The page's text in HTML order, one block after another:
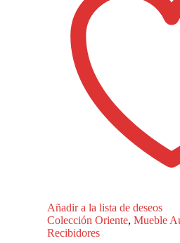
Añadir a la lista de deseos
Colección Oriente,Mueble
Recibidores